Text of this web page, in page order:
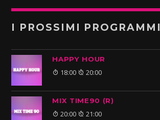
I PROSSIMI PROGRAMMI
HAPPY HOUR
18:00 20:00
MIX TIME90 (R)
20:00 21:00